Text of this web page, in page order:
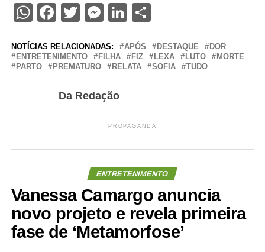
WhatsApp
Facebook
Twitter
Messenger
LinkedIn
Share
NOTÍCIAS RELACIONADAS: APÓS DESTAQUE
DOR
ENTRETENIMENTO
FILHA FIZ LEXA LUTO
MORTE
PARTO
PREMATURO RELATA SOFIA TUDO
Da Redação
PROPAGANDA
ENTRETENIMENTO
Vanessa Camargo anuncia
novo projeto e revela primeira
fase de ‘Metamorfose’